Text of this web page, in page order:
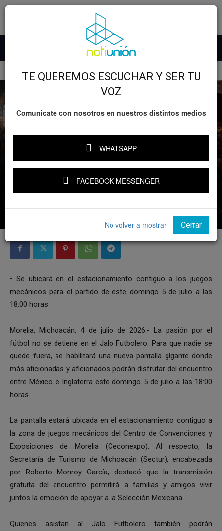
GOBIERNO
¡Nadie se queda fuera! El Jalo Futbolero
tendrá otra pantalla gigante para el
México vs. Inglaterra
• Se ubicará en el estacionamiento contiguo a los juegos
mecánicos para el partido de este domingo 5 de julio a las
18:00 horas
Morelia, Michoacán, 4 de julio de 2026.- La pasión por el
fútbol no se detiene en el Jalo Futbolero. Para que nadie se
quede fuera, se habilitará una nueva pantalla gigante donde
más aficionadas y aficionados podrán disfrutar del encuentro
entre México e Inglaterra este domingo 5 de julio a las 18:00
horas.
La pantalla estará ubicada en el estacionamiento contiguo a
la zona de juegos mecánicos del Centro de Convenciones y
Exposiciones de Morelia (Ceconexpo). Al respecto, la
Secretaría de Turismo de Michoacán (Sectur), encabezada
por Roberto Monroy García, destacó que la transmisión
gratuita del encuentro permitirá a familias y amigos vivir
juntos la emoción de apoyar a la Selección Mexicana.
Quienes asistan al Jalo Futbolero también podrán
TE QUEREMOS ESCUCHAR Y SER TU
VOZ
Comunicate con nosotros en nuestros distintos medios
WHATSAPP
FACEBOOK MESSENGER
No volver a mostrar Cerrar